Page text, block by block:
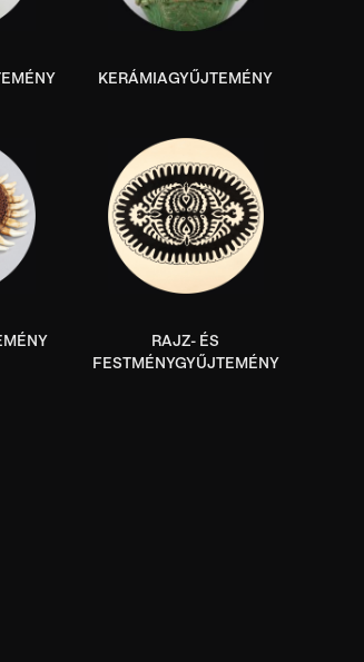
KERÁMIAGYŰJTEMÉNY
RAJZ- ÉS
FESTMÉNYGYŰJTEMÉNY